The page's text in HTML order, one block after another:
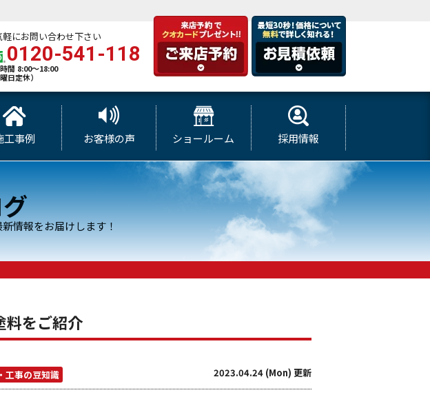
軽にお問い合わせ下さい
0120-541-118
間 8:00～18:00
曜日定休）
工事例 お客様の声 ショールーム 採用情報
情報をお届けします！
料をご紹介
工事の豆知識 2023.04.24 (Mon) 更新